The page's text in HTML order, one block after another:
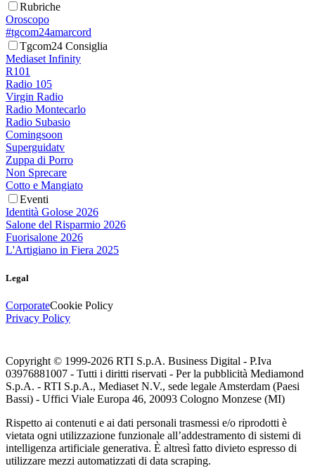
Rubriche
Oroscopo
#tgcom24amarcord
Tgcom24 Consiglia
Mediaset Infinity
R101
Radio 105
Virgin Radio
Radio Montecarlo
Radio Subasio
Comingsoon
Superguidatv
Zuppa di Porro
Non Sprecare
Cotto e Mangiato
Eventi
Identità Golose 2026
Salone del Risparmio 2026
Fuorisalone 2026
L'Artigiano in Fiera 2025
Legal
CorporateCookie Policy
Privacy Policy
Copyright © 1999-2026 RTI S.p.A. Business Digital - P.Iva
03976881007 - Tutti i diritti riservati - Per la pubblicità Mediamond
S.p.A. - RTI S.p.A., Mediaset N.V., sede legale Amsterdam (Paesi
Bassi) - Uffici Viale Europa 46, 20093 Cologno Monzese (MI)
Rispetto ai contenuti e ai dati personali trasmessi e/o riprodotti è
vietata ogni utilizzazione funzionale all’addestramento di sistemi di
intelligenza artificiale generativa. È altresì fatto divieto espresso di
utilizzare mezzi automatizzati di data scraping.